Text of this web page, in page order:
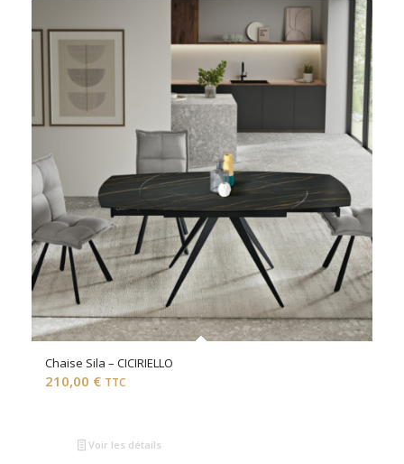
Chaise Sila – CICIRIELLO
210,00 € TTC
Voir les détails